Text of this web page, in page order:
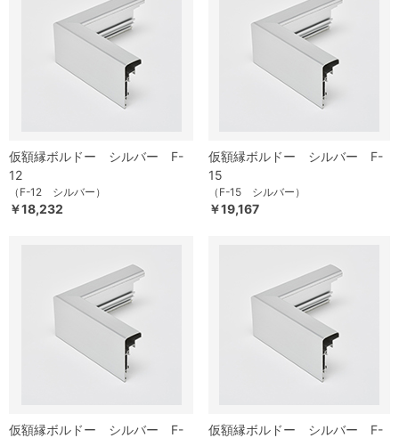
仮額縁ボルドー シルバー F-
12
（F-12 シルバー）
￥18,232
仮額縁ボルドー シルバー F-
15
（F-15 シルバー）
￥19,167
仮額縁ボルドー シルバー F-
仮額縁ボルドー シルバー F-